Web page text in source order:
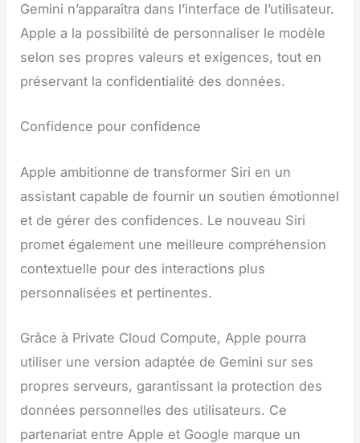
Gemini n’apparaîtra dans l’interface de l’utilisateur.
Apple a la possibilité de personnaliser le modèle
selon ses propres valeurs et exigences, tout en
préservant la confidentialité des données.
Confidence pour confidence
Apple ambitionne de transformer Siri en un
assistant capable de fournir un soutien émotionnel
et de gérer des confidences. Le nouveau Siri
promet également une meilleure compréhension
contextuelle pour des interactions plus
personnalisées et pertinentes.
Grâce à Private Cloud Compute, Apple pourra
utiliser une version adaptée de Gemini sur ses
propres serveurs, garantissant la protection des
données personnelles des utilisateurs. Ce
partenariat entre Apple et Google marque un